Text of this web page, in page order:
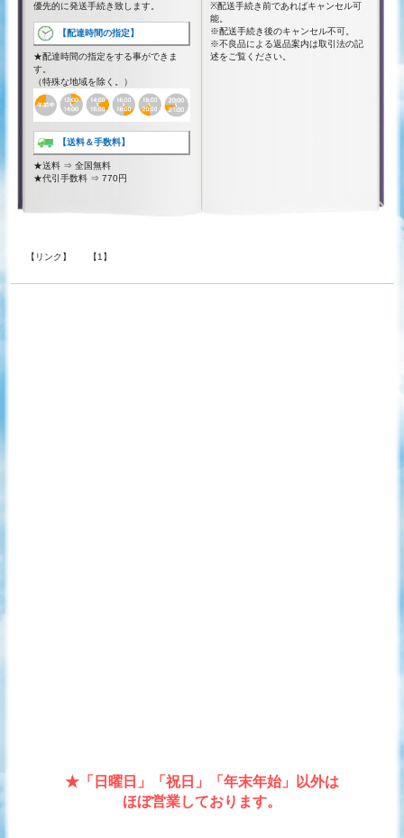
優先的に発送手続き致します。
【配達時間の指定】
★配達時間の指定をする事ができま
す。
（特殊な地域を除く。）
【送料＆手数料】
★送料 ⇒ 全国無料
★代引手数料 ⇒ 770円
※配送手続き前であればキャンセル可
能。
※配送手続き後のキャンセル不可。
※不良品による返品案内は取引法の記
述をご覧ください。
【リンク】 【1】
★「日曜日」「祝日」「年末年始」以外は
ほぼ営業しております。